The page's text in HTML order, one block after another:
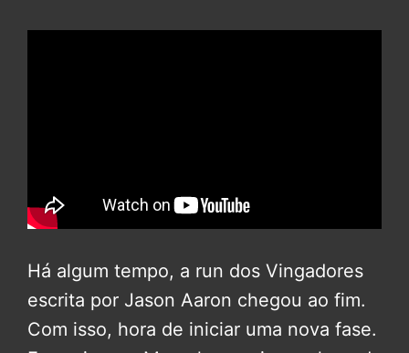
Há algum tempo, a run dos Vingadores
escrita por Jason Aaron chegou ao fim.
Com isso, hora de iniciar uma nova fase.